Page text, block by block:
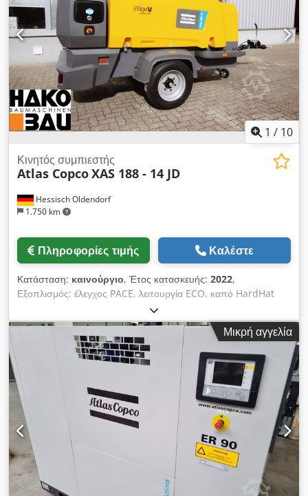
1 / 10
Hessisch Oldendorf
1.750 km
Κινητός συμπιεστής
Atlas CopcoXAS 188 - 14 JD
Πληροφορίες τιμής Καλέστε
Κατάσταση: καινούργιο, Έτος κατασκευής: 2022,
Εξοπλισμός: έλεγχος PACE, λειτουργία ECO, καπό HardHat
από PE, σύστημα ελέγχου Xc2003 Ελάχιστη θερμοκρασία: -10
°C Chsdpfjii U R Dsx Ah Tja Διαστάσεις πλαισίου βάσης: 4844
x 1807 x 1892 mm (L x W x H) Ταχύτητα εκφόρτωσης: 1500
στροφές ανά λεπτό Ονομαστική ταχύτητα σε πλήρες φορτίο:
1960 rpm Θερμοκρασία περιβάλλοντος: 45 °C Ισχύς κινητήρα:
104 kW Ροή όγκου (FAD): 10,9-9,7 m³/min Εύρος πίεσης
λειτουργίας: 5-14 bar Έλεγχος συμπιεστή με ευέλικτο έλεγχο
πίεσης και ροής: PACE Μάρκα / μοντέλο κινητήρα: John Deere
/ 4045HI551 Επεξεργασία πεπιεσμένου αέρα που αποτελείται
από: Μεταψύκτης πεπιεσμένου αέρα, διαχωριστής νερού και
φίλτρο PD Επίπεδο εκπομπών: Στάδιο V Αριθμός κυλίνδρων: 4
Μικρή αγγελία